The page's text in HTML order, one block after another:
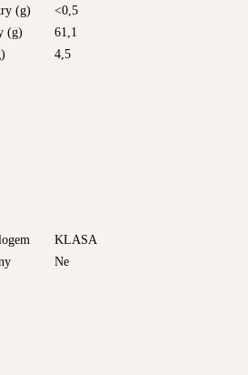
(g)
<0,5
(g)
61,1
4,5
KLASA
Ne